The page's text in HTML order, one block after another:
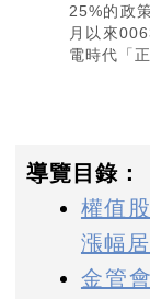
25%的政
月以來
電時代「
導覽目錄：
權值
漲幅
金管